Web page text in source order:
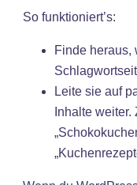
So funktioniert’s:
Finde heraus,
Leite sie auf
Inhalte